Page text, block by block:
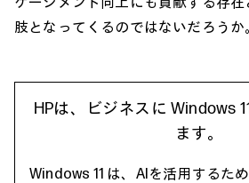
肢となってくるのではないだろうか
HPは、ビジネスに Windows
ます。
Windows 11 は、AIを活用するた